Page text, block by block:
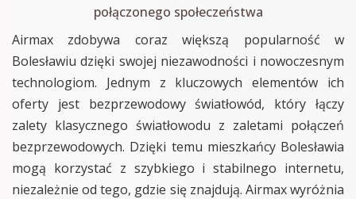
połączonego społeczeństwa
Airmax zdobywa coraz większą popularność w
Bolesławiu dzięki swojej niezawodności i nowoczesnym
technologiom. Jednym z kluczowych elementów ich
oferty jest bezprzewodowy światłowód, który łączy
zalety klasycznego światłowodu z zaletami połączeń
bezprzewodowych. Dzięki temu mieszkańcy Bolesławia
mogą korzystać z szybkiego i stabilnego internetu,
niezależnie od tego, gdzie się znajdują. Airmax wyróżnia